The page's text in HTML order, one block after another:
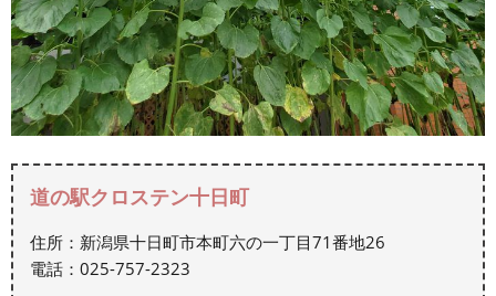
道の駅クロステン十日町
住所：新潟県十日町市本町六の一丁目71番地26
電話：025-757-2323